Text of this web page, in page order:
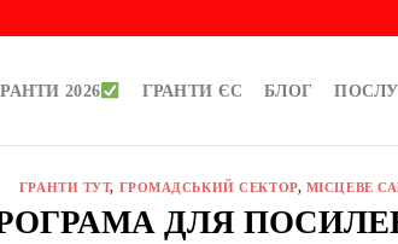
2026 ГРАНТИ ЄС БЛОГ
ГРАНТИ ТУТ, ГРОМАДСЬКИЙ СЕКТОР, МІСЦЕВЕ
ДЛЯ